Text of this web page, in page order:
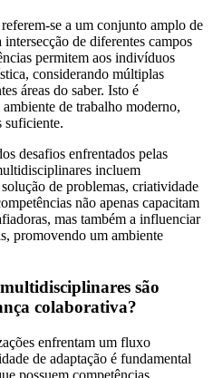
se a um conjunto amplo de
de diferentes campos
permitem aos indivíduos
considerando múltiplas
áreas do saber. Isto é
de trabalho moderno,
suficiente.
desafios enfrentados pelas
incluem
de problemas, criatividade
não apenas capacitam
mas também a influenciar
promovendo um ambiente
são
colaborativa?
enfrentam um fluxo
de adaptação é fundamental
possuem competências